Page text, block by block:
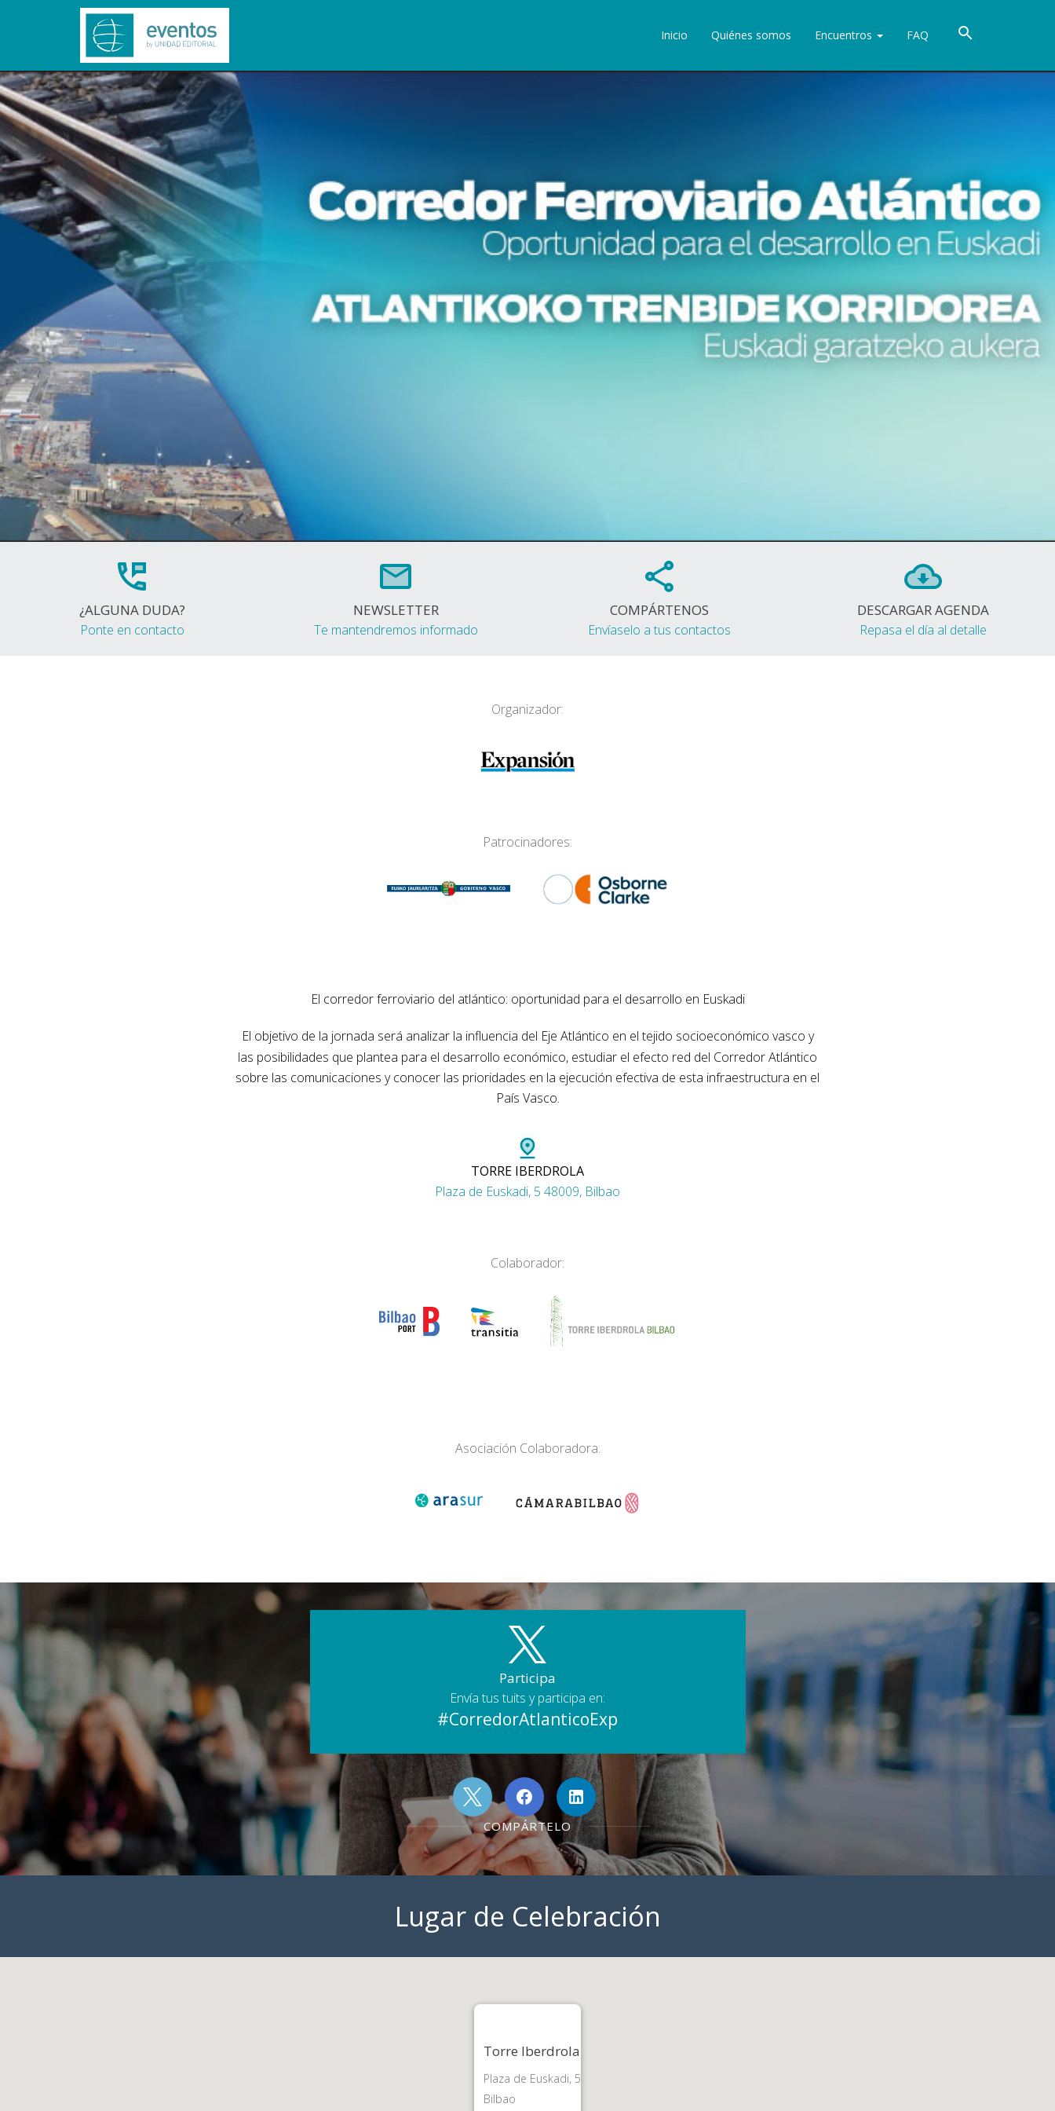
Inicio Quiénes somos Encuentros FAQ
¿ALGUNA DUDA?
Ponte en contacto
NEWSLETTER
Te mantendremos informado
COMPÁRTENOS
Envíaselo a tus contactos
DESCARGAR AGENDA
Repasa el día al detalle
Organizador:
Patrocinadores:
El corredor ferroviario del atlántico: oportunidad para el desarrollo en Euskadi
El objetivo de la jornada será analizar la influencia del Eje Atlántico en el tejido socioeconómico vasco y
las posibilidades que plantea para el desarrollo económico, estudiar el efecto red del Corredor Atlántico
sobre las comunicaciones y conocer las prioridades en la ejecución efectiva de esta infraestructura en el
País Vasco.
TORRE IBERDROLA
Plaza de Euskadi, 5 48009, Bilbao
Colaborador:
Asociación Colaboradora:
Participa
Envía tus tuits y participa en:
#CorredorAtlanticoExp
COMPÁRTELO
Lugar de Celebración
Torre Iberdrola
Plaza de Euskadi, 5
Bilbao